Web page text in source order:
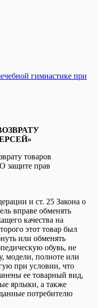
товаров
защите прав
и ст. 25 Закона о
вправе обменять
качества на
этот товар был
или обменять
обувь, не
модели, полноте или
при условии, что
ее товарный вид,
ярлыки, а также
потребителю